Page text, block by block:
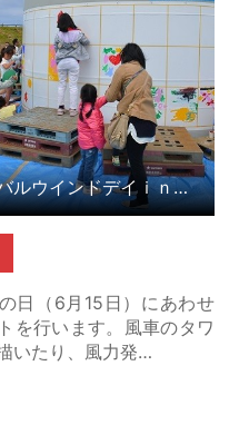
日（6月15日）にあわせ
を行います。風車のタワ
いたり、風力発…
グローバルウインドデイｉｎ能代（秋田県能代市）